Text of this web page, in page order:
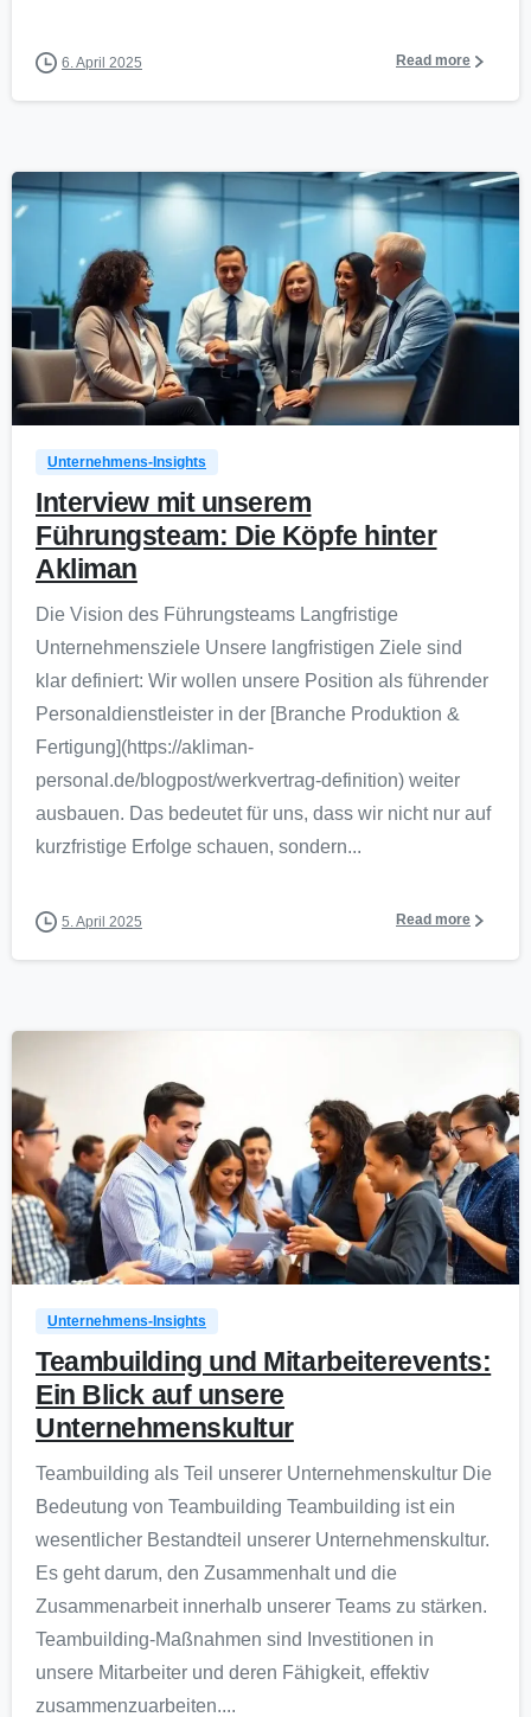
6. April 2025 Read more
Unternehmens-Insights
Interview mit unserem
Führungsteam: Die Köpfe hinter
Akliman
Die Vision des Führungsteams Langfristige
Unternehmensziele Unsere langfristigen Ziele sind
klar definiert: Wir wollen unsere Position als führender
Personaldienstleister in der [Branche Produktion &
Fertigung](https://akliman-
personal.de/blogpost/werkvertrag-definition) weiter
ausbauen. Das bedeutet für uns, dass wir nicht nur auf
kurzfristige Erfolge schauen, sondern...
5. April 2025 Read more
0
Unternehmens-Insights
Teambuilding und Mitarbeiterevents:
Ein Blick auf unsere
Unternehmenskultur
Teambuilding als Teil unserer Unternehmenskultur Die
Bedeutung von Teambuilding Teambuilding ist ein
wesentlicher Bestandteil unserer Unternehmenskultur.
Es geht darum, den Zusammenhalt und die
Zusammenarbeit innerhalb unserer Teams zu stärken.
Teambuilding-Maßnahmen sind Investitionen in
unsere Mitarbeiter und deren Fähigkeit, effektiv
zusammenzuarbeiten....